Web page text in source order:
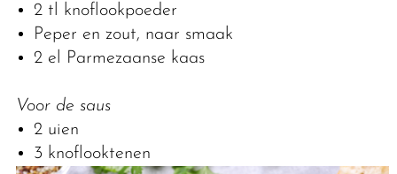
2 tl knoflookpoeder
Peper en zout, naar smaak
2 el Parmezaanse kaas
Voor de saus
2 uien
3 knoflooktenen